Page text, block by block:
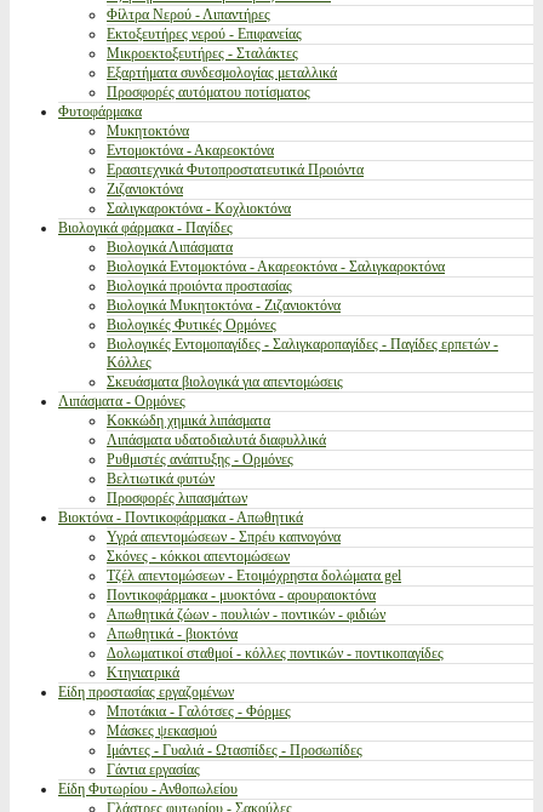
Φίλτρα Νερού - Λιπαντήρες
Εκτοξευτήρες νερού - Επιφανείας
Μικροεκτοξευτήρες - Σταλάκτες
Εξαρτήματα συνδεσμολογίας μεταλλικά
Προσφορές αυτόματου ποτίσματος
Φυτοφάρμακα
Μυκητοκτόνα
Εντομοκτόνα - Ακαρεοκτόνα
Ερασιτεχνικά Φυτοπροστατευτικά Προιόντα
Ζιζανιοκτόνα
Σαλιγκαροκτόνα - Κοχλιοκτόνα
Βιολογικά φάρμακα - Παγίδες
Βιολογικά Λιπάσματα
Βιολογικά Εντομοκτόνα - Ακαρεοκτόνα - Σαλιγκαροκτόνα
Βιολογικά προιόντα προστασίας
Βιολογικά Μυκητοκτόνα - Ζιζανιοκτόνα
Βιολογικές Φυτικές Ορμόνες
Βιολογικές Εντομοπαγίδες - Σαλιγκαροπαγίδες - Παγίδες ερπετών -
Κόλλες
Σκευάσματα βιολογικά για απεντομώσεις
Λιπάσματα - Ορμόνες
Κοκκώδη χημικά λιπάσματα
Λιπάσματα υδατοδιαλυτά διαφυλλικά
Ρυθμιστές ανάπτυξης - Ορμόνες
Βελτιωτικά φυτών
Προσφορές λιπασμάτων
Βιοκτόνα - Ποντικοφάρμακα - Απωθητικά
Υγρά απεντομώσεων - Σπρέυ καπνογόνα
Σκόνες - κόκκοι απεντομώσεων
Τζέλ απεντομώσεων - Ετοιμόχρηστα δολώματα gel
Ποντικοφάρμακα - μυοκτόνα - αρουραιοκτόνα
Απωθητικά ζώων - πουλιών - ποντικών - φιδιών
Απωθητικά - βιοκτόνα
Δολωματικοί σταθμοί - κόλλες ποντικών - ποντικοπαγίδες
Κτηνιατρικά
Είδη προστασίας εργαζομένων
Μποτάκια - Γαλότσες - Φόρμες
Μάσκες ψεκασμού
Ιμάντες - Γυαλιά - Ωτασπίδες - Προσωπίδες
Γάντια εργασίας
Είδη Φυτωρίου - Ανθοπωλείου
Γλάστρες φυτωρίου - Σακούλες